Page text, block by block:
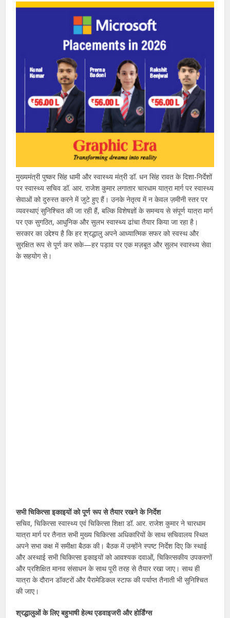
मुख्यमंत्री पुष्कर सिंह धामी और स्वास्थ्य मंत्री डॉ. धन सिंह रावत के दिशा-निर्देशों
पर स्वास्थ्य सचिव डॉ. आर. राजेश कुमार लगातार चारधाम यात्रा मार्ग पर स्वास्थ्य
सेवाओं को दुरुस्त करने में जुटे हुए हैं। उनके नेतृत्व में न केवल ज़मीनी स्तर पर
व्यवस्थाएं सुनिश्चित की जा रही हैं, बल्कि विशेषज्ञों के समन्वय से संपूर्ण यात्रा मार्ग
पर एक सुगठित, आधुनिक और सुलभ स्वास्थ्य ढांचा तैयार किया जा रहा है।
सरकार का उद्देश्य है कि हर श्रद्धालु अपने आध्यात्मिक सफर को स्वस्थ और
सुरक्षित रूप से पूर्ण कर सके—हर पड़ाव पर एक मज़बूत और सुलभ स्वास्थ्य सेवा
के सहयोग से।
सभी चिकित्सा इकाइयों को पूर्ण रूप से तैयार रखने के निर्देश
सचिव, चिकित्सा स्वास्थ्य एवं चिकित्सा शिक्षा डॉ. आर. राजेश कुमार ने चारधाम
यात्रा मार्ग पर तैनात सभी मुख्य चिकित्सा अधिकारियों के साथ सचिवालय स्थित
अपने सभा कक्ष में समीक्षा बैठक की। बैठक में उन्होंने स्पष्ट निर्देश दिए कि स्थाई
और अस्थाई सभी चिकित्सा इकाइयों को आवश्यक दवाओं, चिकित्सकीय उपकरणों
और प्रशिक्षित मानव संसाधन के साथ पूरी तरह से तैयार रखा जाए। साथ ही
यात्रा के दौरान डॉक्टरों और पैरामेडिकल स्टाफ की पर्याप्त तैनाती भी सुनिश्चित
की जाए।
श्रद्धालुओं के लिए बहुभाषी हेल्थ एडवाइजरी और होर्डिंग्स